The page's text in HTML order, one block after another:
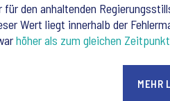
für den anhaltenden
Wert liegt innerhalb der
höher als zum gleichen
MEHR